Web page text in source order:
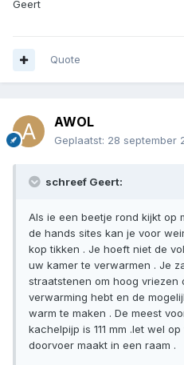
Geert
Quote
AWOL
Geplaatst: 28 september
schreef Geert:
Als ie een beetje rond kijkt op
de hands sites kan je voor
kop tikken . Je hoeft niet de
uw kamer te verwarmen . Je
straatstenen om hoog vriezen
verwarming hebt en de
warm te maken . De meest
kachelpijp is 111 mm .let wel
doorvoer maakt in een raam .